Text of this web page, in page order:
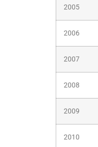
2005
2006
2007
2008
2009
2010